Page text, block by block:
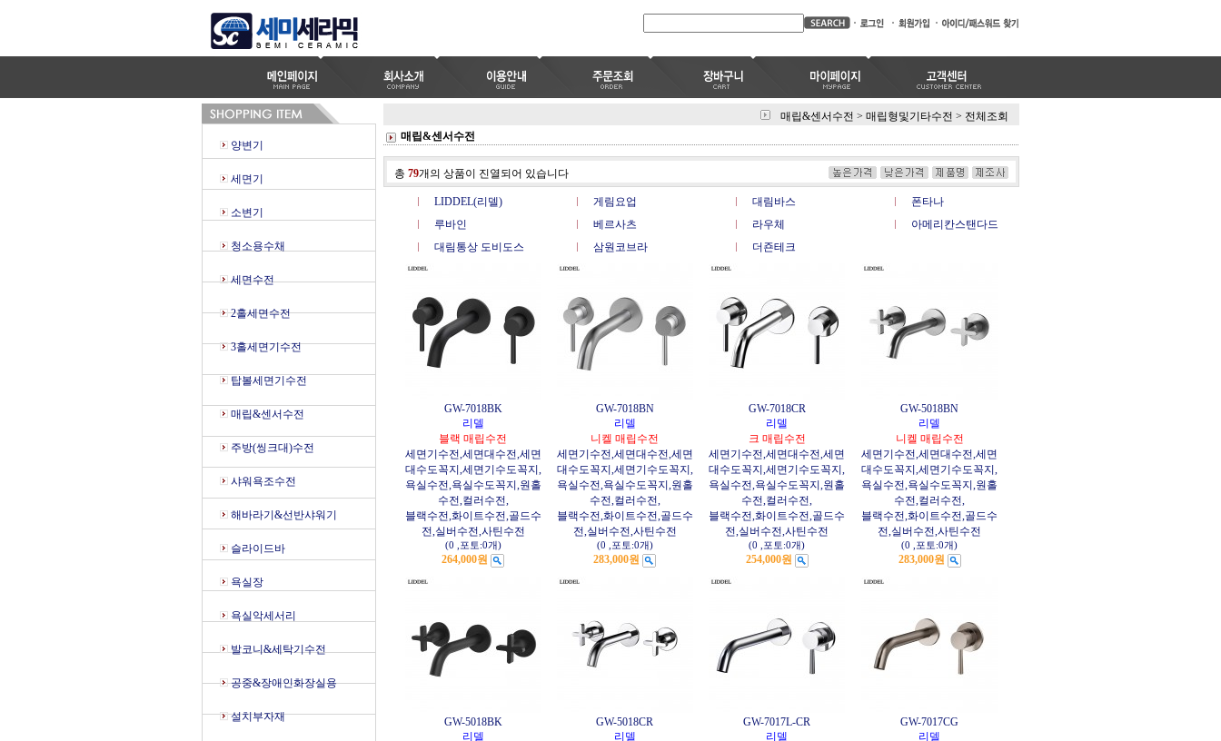
양변기
세면기
소변기
청소용수채
세면수전
2홀세면수전
3홀세면기수전
탑볼세면기수전
매립&센서수전
주방(씽크대)수전
샤워욕조수전
해바라기&선반샤워기
슬라이드바
욕실장
욕실악세서리
발코니&세탁기수전
공중&장애인화장실용
설치부자재
매립&센서수전 > 매립형및기타수전 > 전체조회
매립&센서수전
총 79개의 상품이 진열되어 있습니다
LIDDEL(리델) 게림요업 대림바스
폰타나
루바인
베르사츠 라우체
아메리칸스탠다드
대림통상 도비도스
삼원코브라 더죤테크
GW-7018BK
리델
블랙 매립수전
세면기수전,세면대수전,세면
대수도꼭지,세면기수도꼭지,
욕실수전,욕실수도꼭지,원홀
수전,컬러수전,
블랙수전,화이트수전,골드수
전,실버수전,사틴수전
(0 포토:0개)
264,000원
GW-7018BN
리델
니켈 매립수전
세면기수전,세면대수전,세면
대수도꼭지,세면기수도꼭지,
욕실수전,욕실수도꼭지,원홀
수전,컬러수전,
블랙수전,화이트수전,골드수
전,실버수전,사틴수전
(0 포토:0개)
283,000원
GW-7018CR
리델
크 매립수전
세면기수전,세면대수전,세면
대수도꼭지,세면기수도꼭지,
욕실수전,욕실수도꼭지,원홀
수전,컬러수전,
블랙수전,화이트수전,골드수
전,실버수전,사틴수전
(0 포토:0개)
254,000원
GW-5018BN
리델
니켈 매립수전
세면기수전,세면대수전,세면
대수도꼭지,세면기수도꼭지,
욕실수전,욕실수도꼭지,원홀
수전,컬러수전,
블랙수전,화이트수전,골드수
전,실버수전,사틴수전
(0 포토:0개)
283,000원
GW-5018BK
리델
GW-5018CR
리델
GW-7017L-CR
리델
GW-7017CG
리델